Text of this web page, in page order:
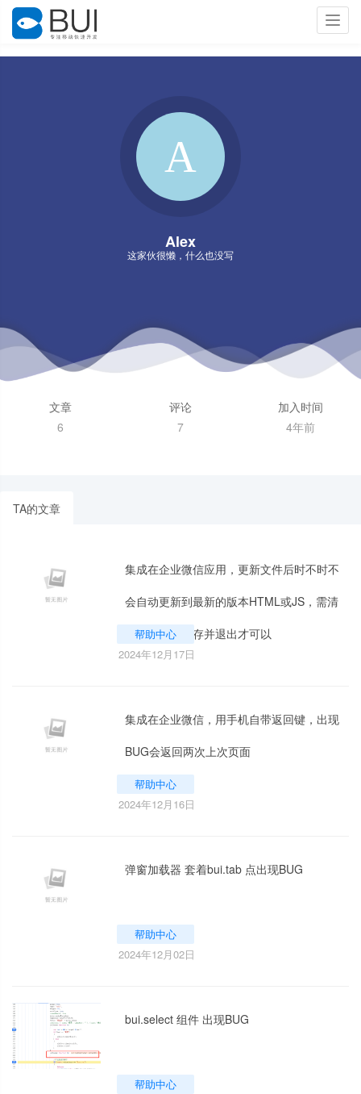
Alex
这家伙很懒，什么也没写
文章
6
评论
7
加入时间
4年前
TA的文章
集成在企业微信应用，更新文件后时不时不
会自动更新到最新的版本HTML或JS，需清
楚企业微信缓存并退出才可以
帮助中心
2024年12月17日
集成在企业微信，用手机自带返回键，出现
BUG会返回两次上次页面
帮助中心
2024年12月16日
弹窗加载器 套着bui.tab 点出现BUG
帮助中心
2024年12月02日
bui.select 组件 出现BUG
帮助中心